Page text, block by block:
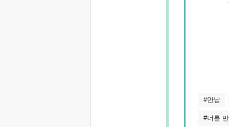
#만남
#너를